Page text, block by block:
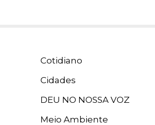
Cotidiano
Cidades
DEU NO NOSSA VOZ
Meio Ambiente